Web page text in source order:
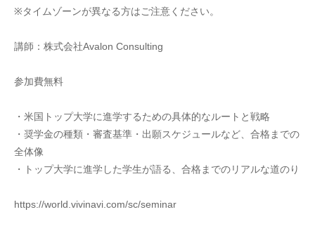
※タイムゾーンが異なる方はご注意ください。
講師：株式会社Avalon Consulting
参加費無料
・米国トップ大学に進学するための具体的なルートと戦略
・奨学金の種類・審査基準・出願スケジュールなど、合格までの
全体像
・トップ大学に進学した学生が語る、合格までのリアルな道のり
https://world.vivinavi.com/sc/seminar